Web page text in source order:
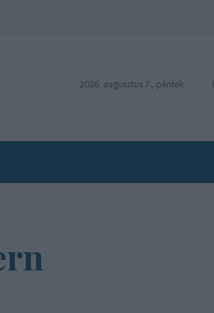
2026. augusztus 7., péntek